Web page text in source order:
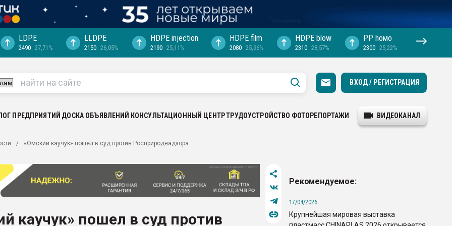
выходит на
рынке
LDPE
2490 27,71%
LLDPE
2150 26,05%
HDPE injection
2190 25,11%
HDPE film
2080 25,96%
HDPE blow
2310 28,57%
PP hомо
2300 25,22%
ВХОД / РЕГИСТРАЦИЯ
ПРЕДПРИЯТИЙ ДОСКА ОБЪЯВЛЕНИЙ КОНСУЛЬТАЦИОННЫЙ ЦЕНТРТРУДОУСТРОЙСТВО ФОТОРЕПОРТАЖИ ВИДЕОКАНАЛ
«Омский каучук» пошел в суд против Росприроднадзора
каучук» пошел в суд против
Рекомендуемое:
17/04/2026
Крупнейшая мировая выставка